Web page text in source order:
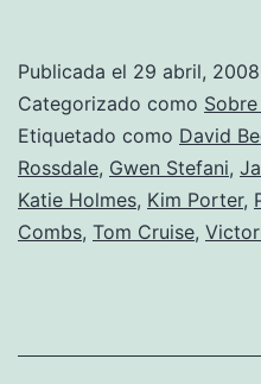
fue
la
Publicada el 29 abril, 2008
Categorizado como
Etiquetado como David
Rossdale, Gwen Stefani,
Katie Holmes, Kim Porter,
Combs, Tom Cruise,